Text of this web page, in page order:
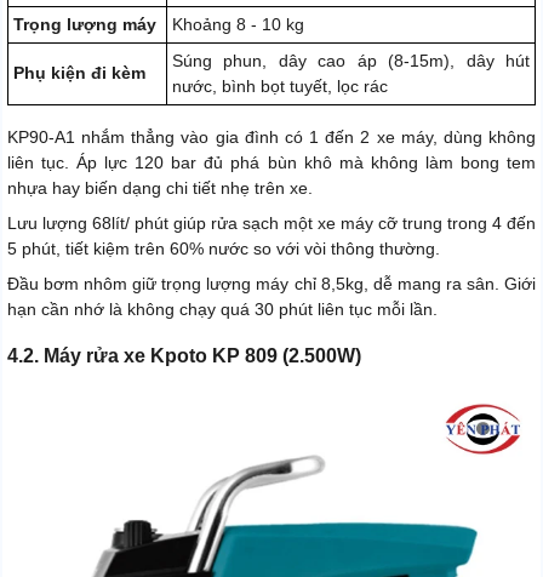
Trọng lượng máy Khoảng 8 - 10 kg
Phụ kiện đi kèm
Súng phun, dây cao áp (8-15m), dây hút
nước, bình bọt tuyết, lọc rác
KP90-A1 nhắm thẳng vào gia đình có 1 đến 2 xe máy, dùng không
liên tục. Áp lực 120 bar đủ phá bùn khô mà không làm bong tem
nhựa hay biến dạng chi tiết nhẹ trên xe.
Lưu lượng 68lít/ phút giúp rửa sạch một xe máy cỡ trung trong 4 đến
5 phút, tiết kiệm trên 60% nước so với vòi thông thường.
Đầu bơm nhôm giữ trọng lượng máy chỉ 8,5kg, dễ mang ra sân. Giới
hạn cần nhớ là không chạy quá 30 phút liên tục mỗi lần.
4.2. Máy rửa xe Kpoto KP 809 (2.500W)